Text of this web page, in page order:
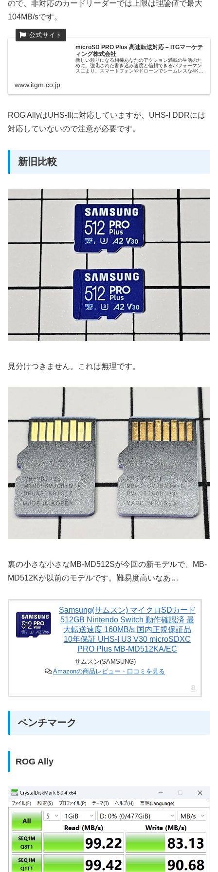
ので、非対応のカードリーダーでは上限は理論値で最大
104MB/sです。
microSD PRO Plus 高速転送対応 – ITGマーケテ
ィング株式会社
新しい頼りになる相棒あなたのアクション満載の生活のた
めに。強化された書き込み速度と信頼できるパフォーマン
スにより、スマートフォンやドローンでシームレスな4K
www.itgm.co.jp
ROG AllyはUHS-IIに対応していますが、UHS-I DDRには
対応していないので注意が必要です。
新旧比較
見分けつきません。これは無理です。
裏の小さな小さなMB-MD512Sが今回の新モデルで、MB-
MD512Kが以前のモデルです。難易度高いなあ…
Samsung(サムスン) マイクロSDカード
512GB Nintendo Switch 動作確認済 最
大転送速度 160MB/s 国内正規保証品
10年保証 UHS-I U3 V30 microSDXC
PRO Plus MB-MD512KA/EC
サムスン(SAMSUNG)
Amazonの商品レビュー・口コミを見る
ベンチマーク
ROG Ally